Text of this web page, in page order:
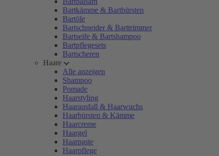
Bartkämme & Bartbürsten
Bartöle
Bartschneider & Barttrimmer
Bartseife & Bartshampoo
Bartpflegesets
Bartscheren
Haare
Alle anzeigen
Shampoo
Pomade
Haarstyling
Haarausfall & Haarwuchs
Haarbürsten & Kämme
Haarcreme
Haargel
Haarpaste
Haarpflege